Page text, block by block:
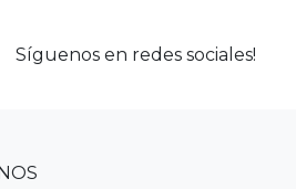
Síguenos en redes sociales!